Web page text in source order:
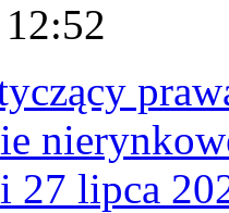
27 lipca